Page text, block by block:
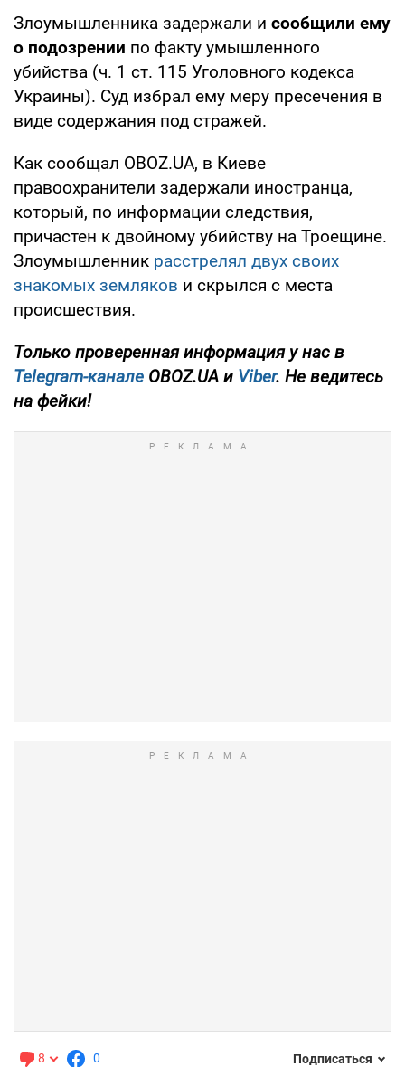
Злоумышленника задержали и сообщили ему
о подозрении по факту умышленного
убийства (ч. 1 ст. 115 Уголовного кодекса
Украины). Суд избрал ему меру пресечения в
виде содержания под стражей.
Как сообщал OBOZ.UA, в Киеве
правоохранители задержали иностранца,
который, по информации следствия,
причастен к двойному убийству на Троещине.
Злоумышленник расстрелял двух своих
знакомых земляков и скрылся с места
происшествия.
Только проверенная информация у нас в
Telegram-канале OBOZ.UA и Viber. Не ведитесь
на фейки!
8 0 Подписаться